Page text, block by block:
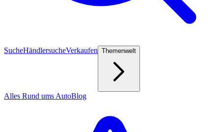
SucheHändlersucheVerkaufen Themenwelt
Alles Rund ums AutoBlog